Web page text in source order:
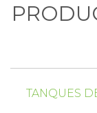
TANQUES